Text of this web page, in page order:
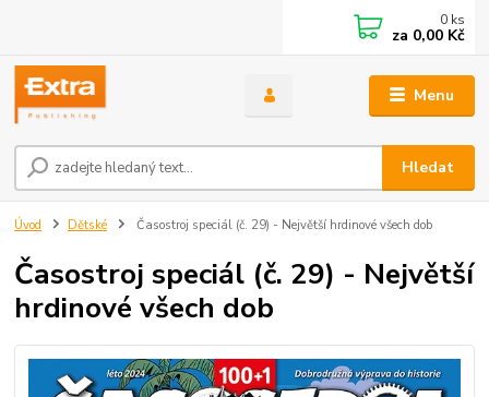
Menu
Hledat
0 ks
za 0,00 Kč
Úvod Dětské Časostroj speciál (č. 29) - Největší hrdinové všech dob
Časostroj speciál (č. 29) - Největší
hrdinové všech dob